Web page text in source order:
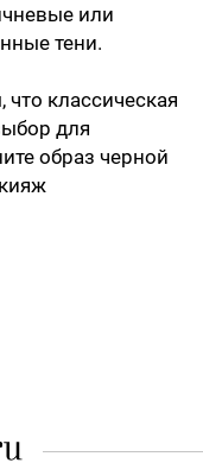
или
тени.
классическая
для
образ черной